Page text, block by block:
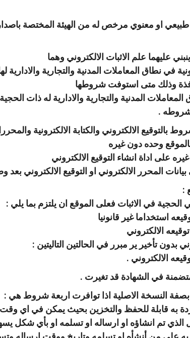
او معنوي مرخص له من الهيئة المختصة باصدار
عليهما علم الاثبات الالكتروني وهما
في نطاق المعاملات المدنية والتجارية
وذلك متى استوفت شروطها
المعاملات المدنية والتجارية والادارية له ذات
شروطه .
بالتوقيع الالكتروني والكتابة الالكترونية
بالموقع وحده دون غيره
على اداة انشاء التوقيع الالكتروني
المحرر الالكتروني او التوقيع الالكتروني
:
الحجية في الاثبات فعلى الموقع ان يلتزم بما يلي :
استخداما غير قانونيا
الالكتروني
بدون تأخير ير مبرر في الحالتين التاليتين :
الالكتروني .
في الشهادة قد تغيرت .
بصفة النسخة الاصلية اذا توافرت اربعة شروط هي :
به قابلة للحفظ والتخزين بحيث يمكن في اي وقت
تم انشاؤه او ارساله او تسلمه او بأي شكل
معنا